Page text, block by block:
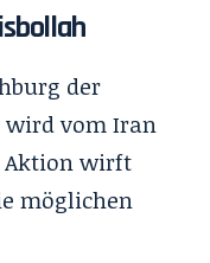
der
wird vom Iran
Aktion wirft
möglichen